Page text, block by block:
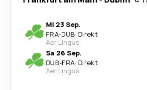
Mi 23 Sep.
FRA-DUB· Direkt
Aer Lingus
Sa 26 Sep.
DUB-FRA· Direkt
Aer Lingus